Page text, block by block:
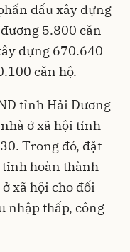
đấu xây dựng
5.800 căn
dựng 670.640
căn hộ.
tỉnh Hải Dương
ở xã hội tỉnh
Trong đó, đặt
hoàn thành
xã hội cho đối
nhập thấp, công